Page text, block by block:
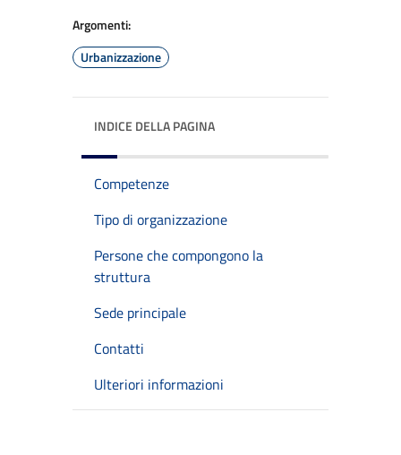
Argomenti:
Urbanizzazione
INDICE DELLA PAGINA
Competenze
Tipo di organizzazione
Persone che compongono la
struttura
Sede principale
Contatti
Ulteriori informazioni